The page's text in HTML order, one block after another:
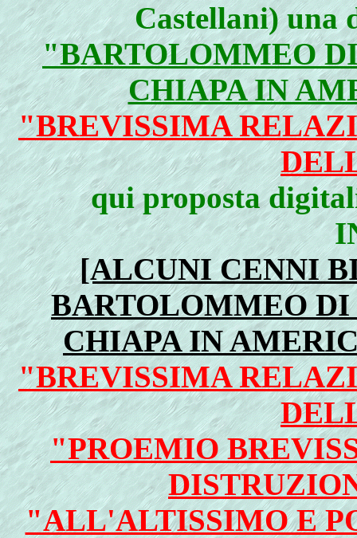
Castellani) una
"BARTOLOMMEO
CHIAPA IN
"BREVISSIMA
qui proposta
[ALCUNI CENNI
BARTOLOMMEO DI
CHIAPA IN
"BREVISSIMA
"PROEMIO
"ALL'ALTISSIMO E